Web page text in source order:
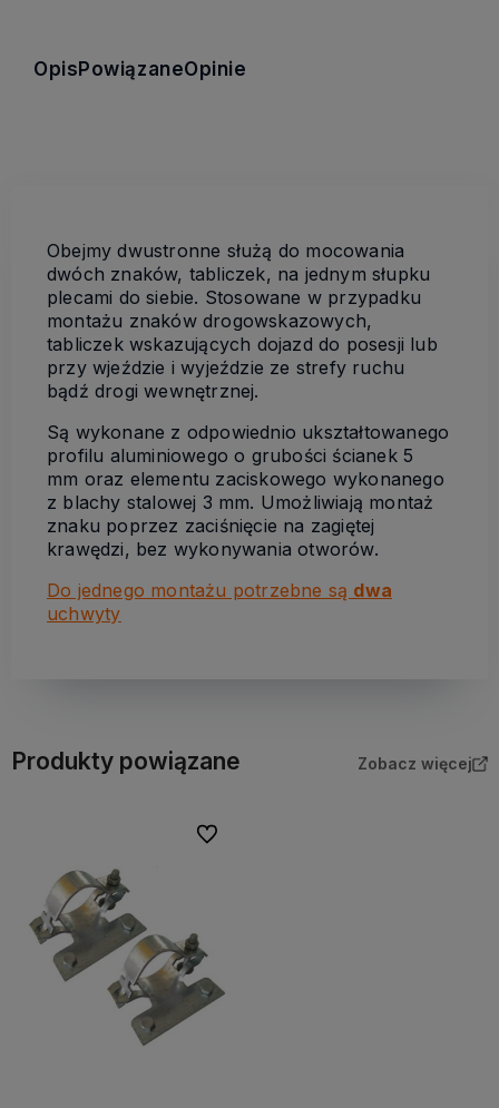
Opis PowiązaneOpinie
Obejmy dwustronne służą do mocowania
dwóch znaków, tabliczek, na jednym słupku
plecami do siebie. Stosowane w przypadku
montażu znaków drogowskazowych,
tabliczek wskazujących dojazd do posesji lub
przy wjeździe i wyjeździe ze strefy ruchu
bądź drogi wewnętrznej.
Są wykonane z odpowiednio ukształtowanego
profilu aluminiowego o grubości ścianek 5
mm oraz elementu zaciskowego wykonanego
z blachy stalowej 3 mm. Umożliwiają montaż
znaku poprzez zaciśnięcie na zagiętej
krawędzi, bez wykonywania otworów.
Do jednego montażu potrzebne są dwa
uchwyty
Produkty powiązane Zobacz więcej
Do ulubionych